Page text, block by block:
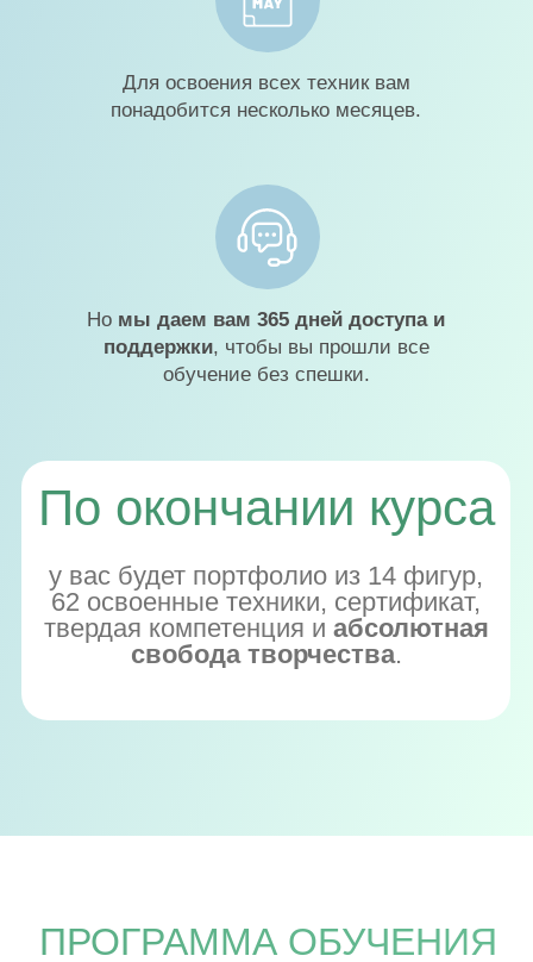
В течении жизни мы работали в разных
кондитеров Foxclab
Ольга Пениоза и Олег
Хотько, прошли
профессиональный
путь.